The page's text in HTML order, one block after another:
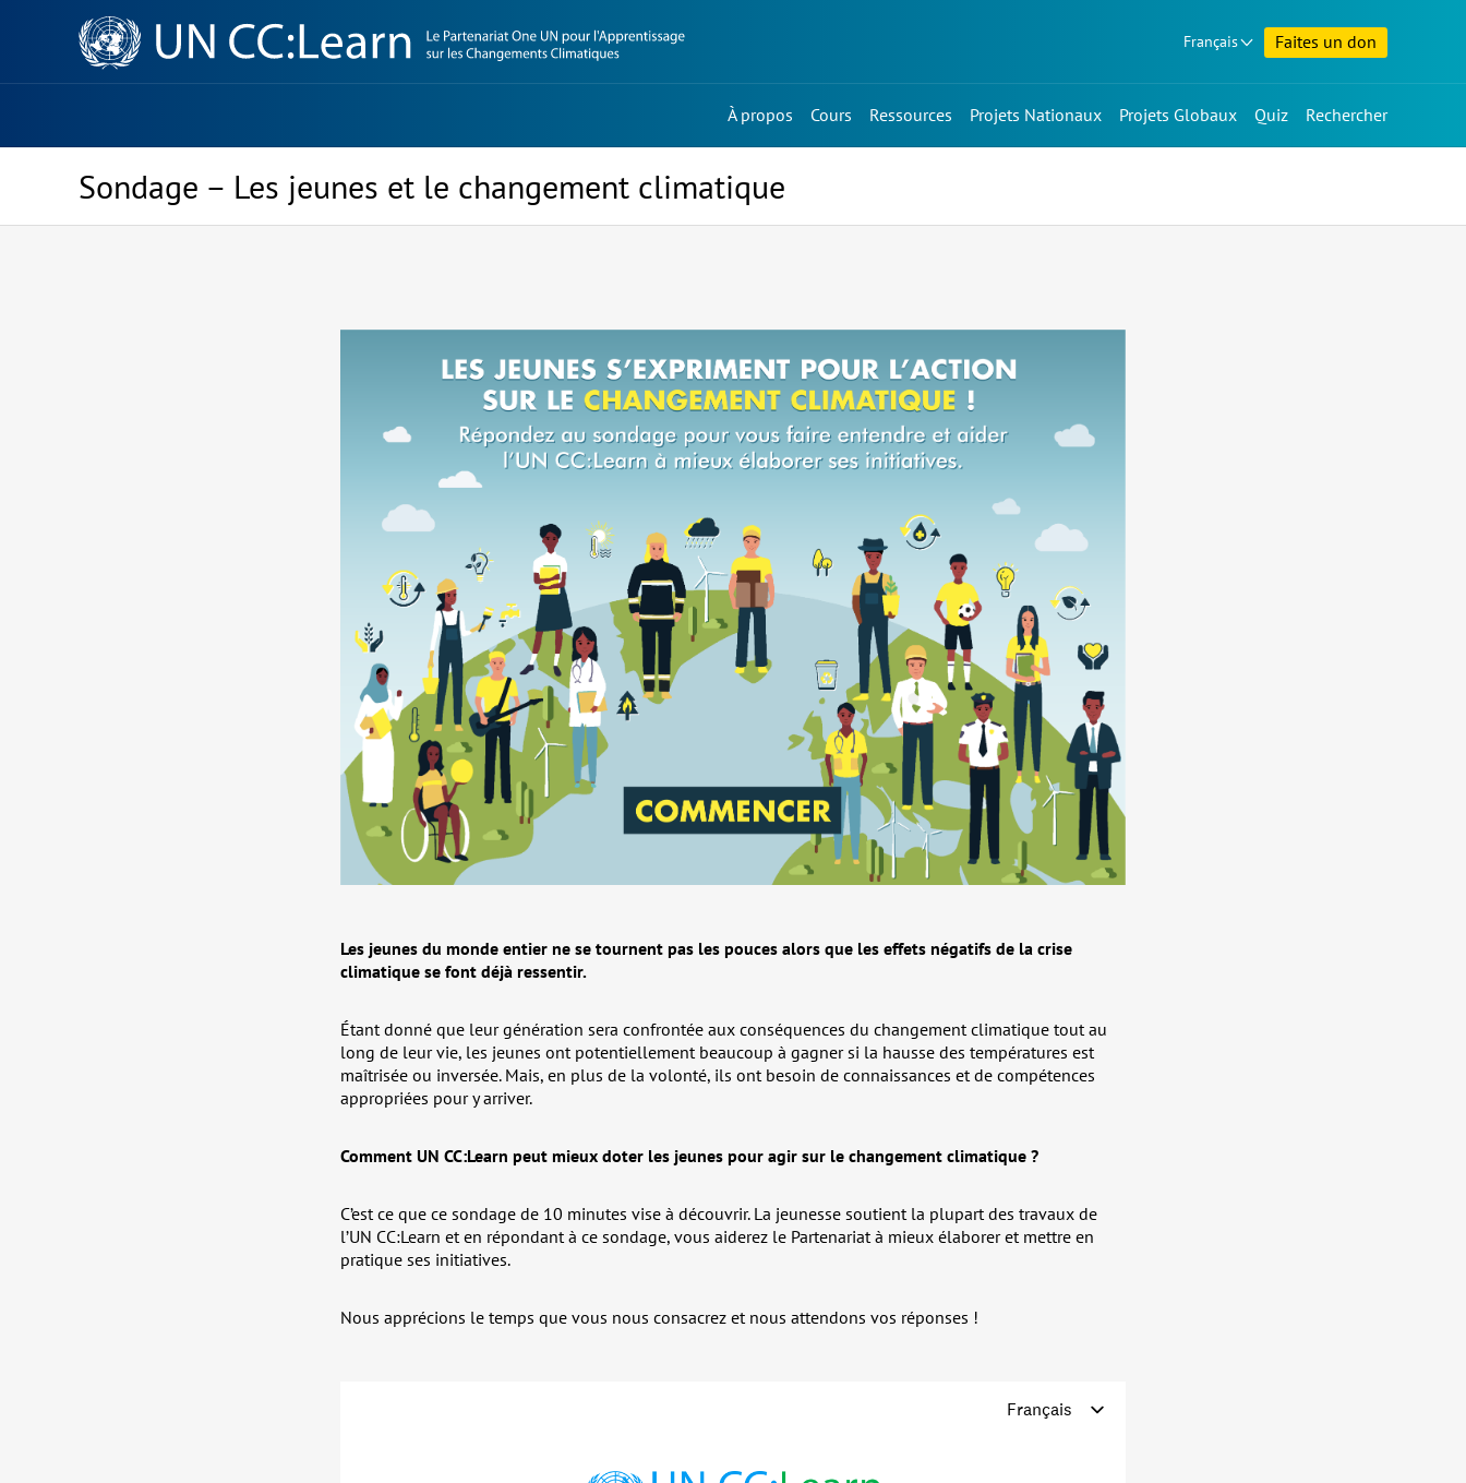
Knowledge
Sharing
Platform
Français Faites un don
À propos Cours Ressources Projets Nationaux Projets Globaux Quiz Rechercher
Sondage – Les jeunes et le changement climatique
Les jeunes du monde entier ne se tournent pas les pouces alors que les effets négatifs de la crise
climatique se font déjà ressentir.
Étant donné que leur génération sera confrontée aux conséquences du changement climatique tout au
long de leur vie, les jeunes ont potentiellement beaucoup à gagner si la hausse des températures est
maîtrisée ou inversée. Mais, en plus de la volonté, ils ont besoin de connaissances et de compétences
appropriées pour y arriver.
Comment UN CC:Learn peut mieux doter les jeunes pour agir sur le changement climatique ?
C’est ce que ce sondage de 10 minutes vise à découvrir. La jeunesse soutient la plupart des travaux de
l’UN CC:Learn et en répondant à ce sondage, vous aiderez le Partenariat à mieux élaborer et mettre en
pratique ses initiatives.
Nous apprécions le temps que vous nous consacrez et nous attendons vos réponses !